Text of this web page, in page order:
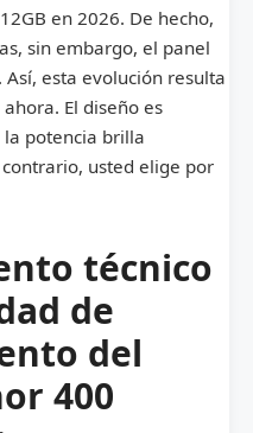
en 2026. De hecho,
sin embargo, el panel
. Así, esta evolución resulta
El diseño es
la potencia brilla
usted elige por
técnico
de
del
400